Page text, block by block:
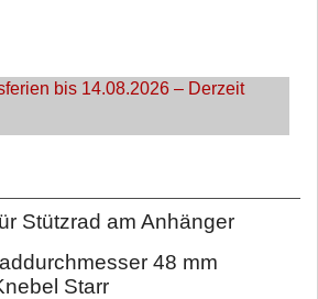
bis 14.08.2026 – Derzeit
Stützrad am Anhänger
48 mm
Starr